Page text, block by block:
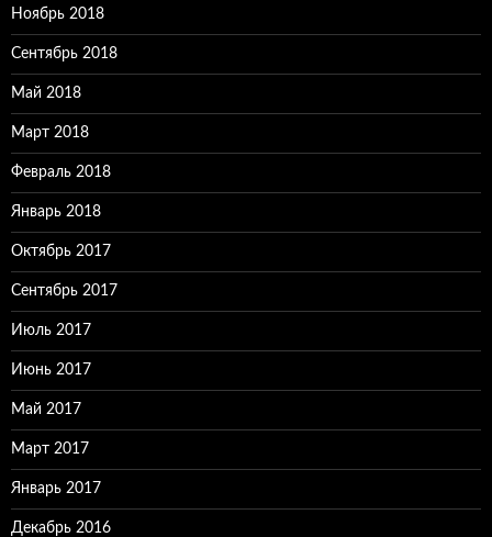
Ноябрь 2018
Сентябрь 2018
Май 2018
Март 2018
Февраль 2018
Январь 2018
Октябрь 2017
Сентябрь 2017
Июль 2017
Июнь 2017
Май 2017
Март 2017
Январь 2017
Декабрь 2016